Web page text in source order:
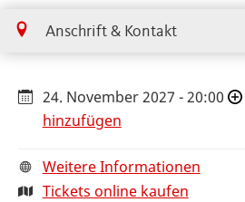
Anschrift & Kontakt
24. November 2027 - 20:00
hinzufügen
Weitere Informationen
Tickets online kaufen